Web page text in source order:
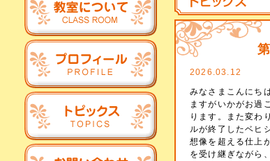
2026.03.12
みなさまこんにち
ますがいかがお過
ります。また変わ
ルが終了したベヒ
想像を超える仕上
を受け継ぎながら